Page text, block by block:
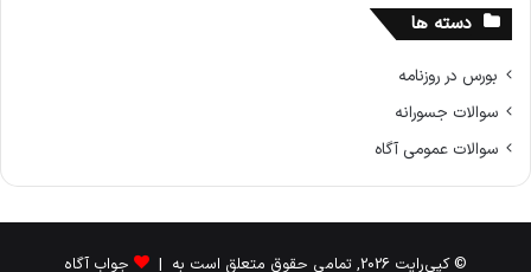
دسته ها
بورس در روزنامه
سوالات جسورانه
سوالات عمومی آگاه
© کپی‌رایت 2026, تمامی حقوق متعلق است به | جواب آگاه